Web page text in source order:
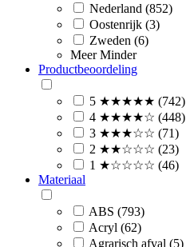
Nederland (852)
Oostenrijk (3)
Zweden (6)
Meer Minder
Productbeoordeling
5 ★★★★★ (742)
4 ★★★★☆ (448)
3 ★★★☆☆ (71)
2 ★★☆☆☆ (23)
1 ★☆☆☆☆ (46)
Materiaal
ABS (793)
Acryl (62)
Agrarisch afval (5)